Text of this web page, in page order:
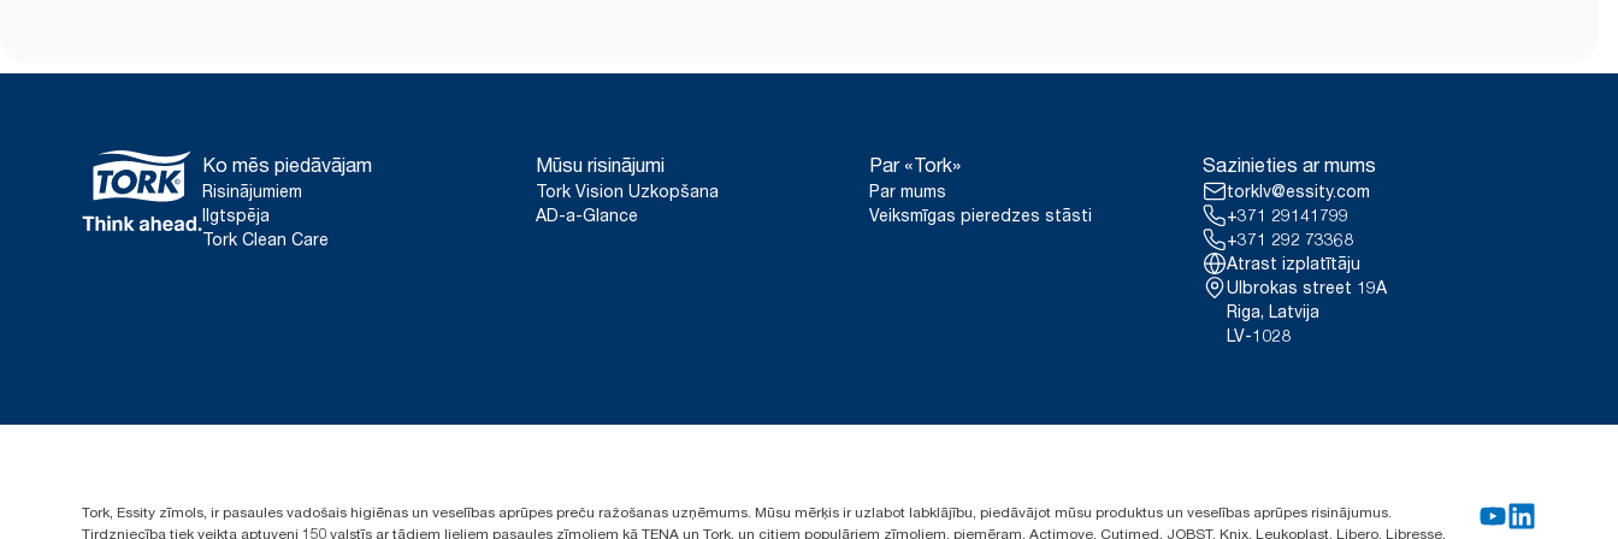
ziņošanas mērķiem attiecībā uz konkrētiem izstrādājumiem un patēriņu.
un likvidēšanai.
Ko mēs piedāvājam
Risinājumiem
Ilgtspēja
Tork Clean Care
Mūsu risinājumi
Tork Vision Uzkopšana
AD-a-Glance
Par «Tork»
Par mums
Veiksmīgas pieredzes stāsti
Sazinieties ar mums
torklv@essity.com
+371 29141799
+371 292 73368
Atrast izplatītāju
Ulbrokas street 19A
Riga, Latvija
LV-1028
Tork, Essity zīmols, ir pasaules vadošais higiēnas un veselības aprūpes preču ražošanas uzņēmums. Mūsu mērķis ir uzlabot labklājību, piedāvājot mūsu produktus un veselības aprūpes risinājumus.
Tirdzniecība tiek veikta aptuveni 150 valstīs ar tādiem lieliem pasaules zīmoliem kā TENA un Tork, un citiem populāriem zīmoliem, piemēram, Actimove, Cutimed, JOBST, Knix, Leukoplast, Libero, Libresse,